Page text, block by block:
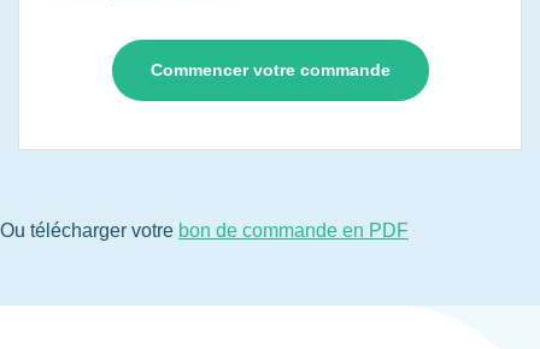
Ou télécharger votre bon de commande en PDF